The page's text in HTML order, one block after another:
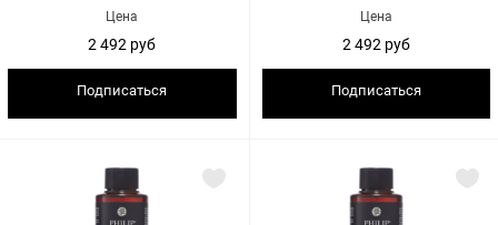
Цена
2 492 руб
Подписаться
Цена
2 492 руб
Подписаться